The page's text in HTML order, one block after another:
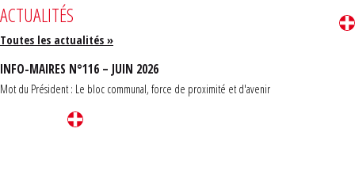
ACTUALITÉS
Toutes les actualités »
INFO-MAIRES N°116 – JUIN 2026
Mot du Président : Le bloc communal, force de proximité et d'avenir